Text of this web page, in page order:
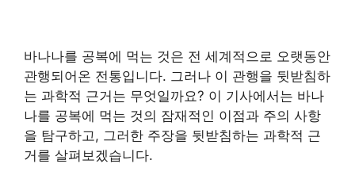
바나나를 공복에 먹는 것은 전 세계적으로 오랫동안
관행되어온 전통입니다. 그러나 이 관행을 뒷받침하
는 과학적 근거는 무엇일까요? 이 기사에서는 바나
나를 공복에 먹는 것의 잠재적인 이점과 주의 사항
을 탐구하고, 그러한 주장을 뒷받침하는 과학적 근
거를 살펴보겠습니다.